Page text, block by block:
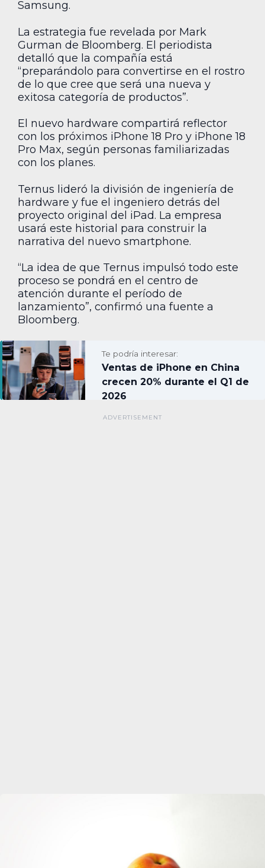
Samsung.
La estrategia fue revelada por Mark
Gurman de Bloomberg. El periodista
detalló que la compañía está
“preparándolo para convertirse en el rostro
de lo que cree que será una nueva y
exitosa categoría de productos”.
El nuevo hardware compartirá reflector
con los próximos iPhone 18 Pro y iPhone 18
Pro Max, según personas familiarizadas
con los planes.
Ternus lideró la división de ingeniería de
hardware y fue el ingeniero detrás del
proyecto original del iPad. La empresa
usará este historial para construir la
narrativa del nuevo smartphone.
“La idea de que Ternus impulsó todo este
proceso se pondrá en el centro de
atención durante el período de
lanzamiento”, confirmó una fuente a
Bloomberg.
Te podría interesar:
Ventas de iPhone en China
crecen 20% durante el Q1 de
2026